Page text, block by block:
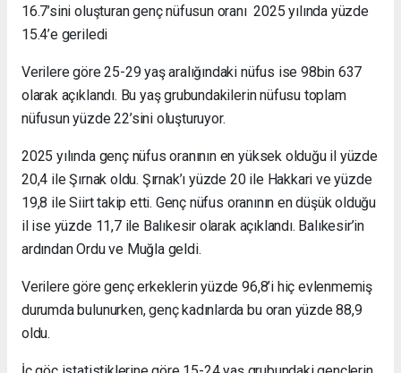
16.7’sini oluşturan genç nüfusun oranı 2025 yılında yüzde
15.4’e geriledi
Verilere göre 25-29 yaş aralığındaki nüfus ise 98bin 637
olarak açıklandı. Bu yaş grubundakilerin nüfusu toplam
nüfusun yüzde 22’sini oluşturuyor.
2025 yılında genç nüfus oranının en yüksek olduğu il yüzde
20,4 ile Şırnak oldu. Şırnak’ı yüzde 20 ile Hakkari ve yüzde
19,8 ile Siirt takip etti. Genç nüfus oranının en düşük olduğu
il ise yüzde 11,7 ile Balıkesir olarak açıklandı. Balıkesir’in
ardından Ordu ve Muğla geldi.
Verilere göre genç erkeklerin yüzde 96,8’i hiç evlenmemiş
durumda bulunurken, genç kadınlarda bu oran yüzde 88,9
oldu.